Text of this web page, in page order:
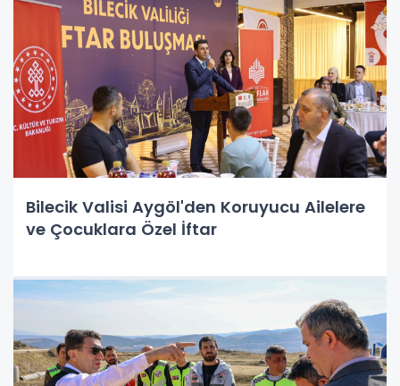
Bilecik Valisi Aygöl'den Koruyucu Ailelere
ve Çocuklara Özel İftar